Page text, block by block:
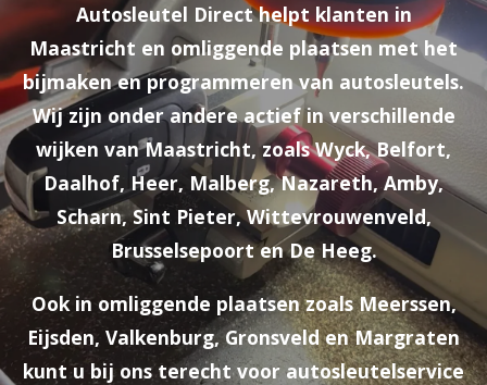
Autosleutel Directhelptklantenin
Maastricht en omliggende plaatsenmet het
bijmakenenprogrammerenvan autosleutels.
Wijzijnonderandereactiefinverschillende
wijken vanMaastricht,zoalsWyck,Belfort,
Daalhof,Heer, Malberg,Nazareth,Amby,
Scharn,Sint Pieter,Wittevrouwenveld,
BrusselsepoortenDeHeeg.
Ook in omliggende plaatsenzoalsMeerssen,
Eijsden, Valkenburg,GronsveldenMargraten
kuntu bij onsterechtvoorautosleutelservice